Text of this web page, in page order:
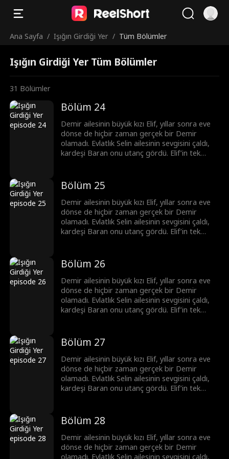
Ana Sayfa / Işığın Girdiği Yer / Tüm Bölümler
Işığın Girdiği Yer Tüm Bölümler
31 Bölümler
Bölüm 24
Demir ailesinin büyük kızı Elif, yıllar sonra eve
dönse de hiçbir zaman gerçek bir Demir
olamadı. Evlatlık Selin ailesinin sevgisini çaldı,
kardeşi Baran onu utanç gördü. Elif’in tek
bozup köylere öğretmenlik yapmaya giden
Elif, orada üniversite arkadaşı Deniz’le gerçek
sevgiyi buldu. Yıllar sonra pişmanlıkla geri
dönen Mert ve Demir ailesi, Elif’in kararlı kalbi
karşısında hiçbir şans bulamadı. Çünkü Elif,
kendi elleriyle yıkıntıya dönmüş hayatını
Bölüm 25
Demir ailesinin büyük kızı Elif, yıllar sonra eve
dönse de hiçbir zaman gerçek bir Demir
olamadı. Evlatlık Selin ailesinin sevgisini çaldı,
kardeşi Baran onu utanç gördü. Elif’in tek
bozup köylere öğretmenlik yapmaya giden
Elif, orada üniversite arkadaşı Deniz’le gerçek
sevgiyi buldu. Yıllar sonra pişmanlıkla geri
dönen Mert ve Demir ailesi, Elif’in kararlı kalbi
karşısında hiçbir şans bulamadı. Çünkü Elif,
kendi elleriyle yıkıntıya dönmüş hayatını
Bölüm 26
Demir ailesinin büyük kızı Elif, yıllar sonra eve
dönse de hiçbir zaman gerçek bir Demir
olamadı. Evlatlık Selin ailesinin sevgisini çaldı,
kardeşi Baran onu utanç gördü. Elif’in tek
bozup köylere öğretmenlik yapmaya giden
Elif, orada üniversite arkadaşı Deniz’le gerçek
sevgiyi buldu. Yıllar sonra pişmanlıkla geri
dönen Mert ve Demir ailesi, Elif’in kararlı kalbi
karşısında hiçbir şans bulamadı. Çünkü Elif,
kendi elleriyle yıkıntıya dönmüş hayatını
Bölüm 27
Demir ailesinin büyük kızı Elif, yıllar sonra eve
dönse de hiçbir zaman gerçek bir Demir
olamadı. Evlatlık Selin ailesinin sevgisini çaldı,
kardeşi Baran onu utanç gördü. Elif’in tek
bozup köylere öğretmenlik yapmaya giden
Elif, orada üniversite arkadaşı Deniz’le gerçek
sevgiyi buldu. Yıllar sonra pişmanlıkla geri
dönen Mert ve Demir ailesi, Elif’in kararlı kalbi
karşısında hiçbir şans bulamadı. Çünkü Elif,
Bölüm 28
Demir ailesinin büyük kızı Elif, yıllar sonra eve
dönse de hiçbir zaman gerçek bir Demir
olamadı. Evlatlık Selin ailesinin sevgisini çaldı,